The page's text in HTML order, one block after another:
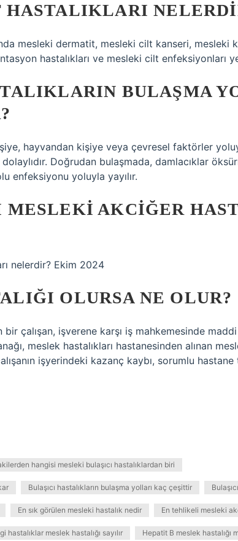
mesleki dermatit, mesleki cilt kanseri, mesleki
hastalıkları ve mesleki cilt enfeksiyonları
BULAŞMA
hayvandan kişiye veya çevresel faktörler
Doğrudan bulaşmada, damlacıklar
enfeksiyonu yoluyla yayılır.
AKCIĞER
nelerdir? Ekim 2024
OLURSA NE OLUR?
bir çalışan, işverene karşı iş mahkemesinde
meslek hastalıkları hastanesinden alınan
işyerindeki kazanç kaybı, sorumlu
hangisi mesleki bulaşıcı hastalıklardan biri
Bulaşıcı hastalıkların bulaşma yolları kaç çeşittir
En sık görülen mesleki hastalık nedir En tehlikeli mesleki
hastalıklar meslek hastalığı sayılır Hepatit B meslek hastalığı